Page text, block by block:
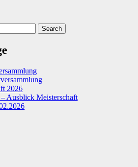
2026
Ausblick Meisterschaft